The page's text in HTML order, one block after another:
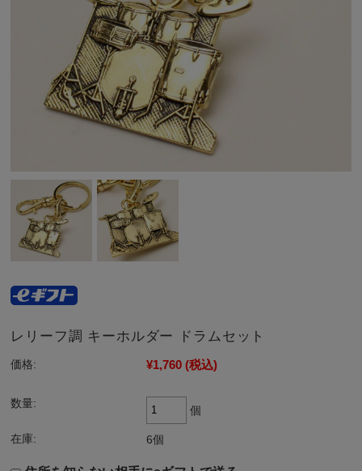
レリーフ調 キーホルダー ドラムセット
価格: ¥1,760 (税込)
数量:
個
在庫: 6個